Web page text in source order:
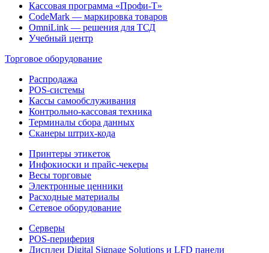
Кассовая программа «Профи-Т»
CodeMark — маркировка товаров
OmniLink — решения для ТСД
Учебный центр
Торговое оборудование
Распродажа
POS-системы
Кассы самообслуживания
Контрольно-кассовая техника
Терминалы сбора данных
Сканеры штрих-кода
Принтеры этикеток
Инфокиоски и прайс-чекеры
Весы торговые
Электронные ценники
Расходные материалы
Сетевое оборудование
Серверы
POS-периферия
Дисплеи Digital Signage Solutions и LFD панели